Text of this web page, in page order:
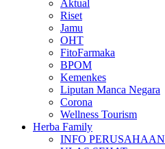
Aktual
Riset
Jamu
OHT
FitoFarmaka
BPOM
Kemenkes
Liputan Manca Negara
Corona
Wellness Tourism
Herba Family
INFO PERUSAHAAN